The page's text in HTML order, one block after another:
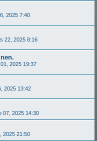
2025 7:40
22, 2025 8:16
2025 19:37
2025 13:42
07, 2025 14:30
2025 21:50